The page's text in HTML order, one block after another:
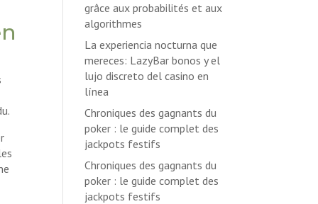
grâce aux probabilités et aux
algorithmes
La experiencia nocturna que
mereces: LazyBar bonos y el
lujo discreto del casino en
línea
Chroniques des gagnants du
poker : le guide complet des
jackpots festifs
Chroniques des gagnants du
poker : le guide complet des
jackpots festifs